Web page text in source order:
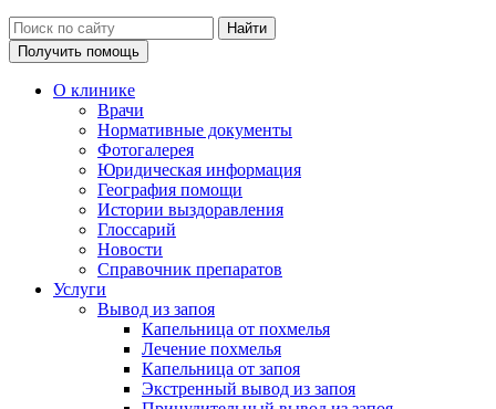
Получить помощь
О клинике
Врачи
Нормативные документы
Фотогалерея
Юридическая информация
География помощи
Истории выздоравления
Глоссарий
Новости
Справочник препаратов
Услуги
Вывод из запоя
Капельница от похмелья
Лечение похмелья
Капельница от запоя
Экстренный вывод из запоя